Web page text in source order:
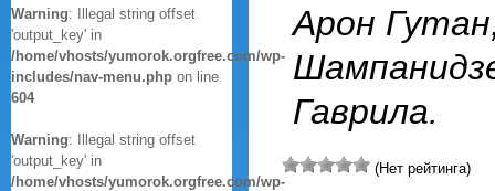
Warning: Illegal string offset
'output_key' in
/home/vhosts/yumorok.orgfree.com/wp-
includes/nav-menu.php on line
604
Warning: Illegal string offset
'output_key' in
/home/vhosts/yumorok.orgfree.com/wp-
Арон
Гаврила.
(Нет рейтинга)